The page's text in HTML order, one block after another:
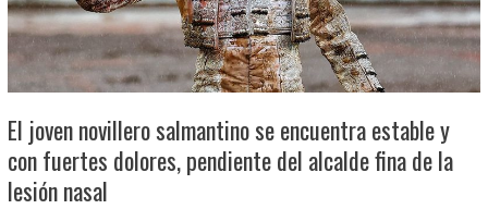
El joven novillero salmantino se encuentra estable y
con fuertes dolores, pendiente del alcalde fina de la
lesión nasal